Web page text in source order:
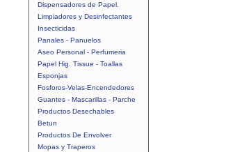
Dispensadores de Papel.
Limpiadores y Desinfectantes
Insecticidas
Panales - Panuelos
Aseo Personal - Perfumeria
Papel Hig. Tissue - Toallas
Esponjas
Fosforos-Velas-Encendedores
Guantes - Mascarillas - Parche
Productos Desechables
Betun
Productos De Envolver
Mopas y Traperos